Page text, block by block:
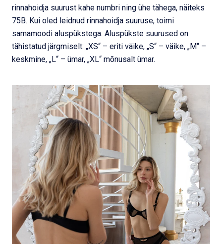
rinnahoidja suurust kahe numbri ning ühe tähega, näiteks
75B. Kui oled leidnud rinnahoidja suuruse, toimi
samamoodi aluspükstega. Aluspükste suurused on
tähistatud järgmiselt: „XS“ – eriti väike, „S“ – väike, „M“ –
keskmine, „L“ – ümar, „XL“ mõnusalt ümar.